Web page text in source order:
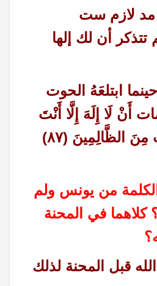
لازم ست
تتذكر أن لك إلها
ابتلعَهُ الحوت
أَنْ لَا إِلَهَ إِلَّا أَنْتَ
سُبْحَانَكَ إِنِّي كُنْتُ مِنَ الظَّالِمِينَ (٨٧)
من يونس ولم
في المحنة
قبل المحنة لذلك